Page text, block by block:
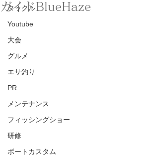
タックル
Youtube
大会
グルメ
エサ釣り
PR
メンテナンス
フィッシングショー
研修
ボートカスタム
ガイドBlueHaze